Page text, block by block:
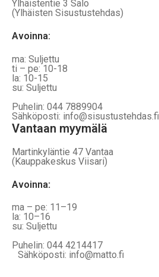
Ylhäistentie 3 Salo
(Ylhäisten Sisustustehdas)
Avoinna:
ma: Suljettu
ti – pe: 10-18
la: 10-15
su: Suljettu
Puhelin: 044 7889904
Sähköposti: info@sisustustehdas.fi
Vantaan myymälä
Martinkyläntie 47 Vantaa
(Kauppakeskus Viisari)
Avoinna:
ma – pe: 11–19
la: 10–16
su: Suljettu
Puhelin: 044 4214417
Sähköposti: info@matto.fi